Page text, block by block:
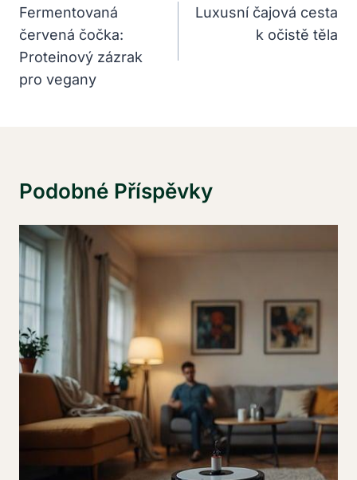
Pro
Příspěvek
Fermentovaná
červená čočka:
Proteinový zázrak
pro vegany
Luxusní čajová cesta
k očistě těla
Podobné Příspěvky